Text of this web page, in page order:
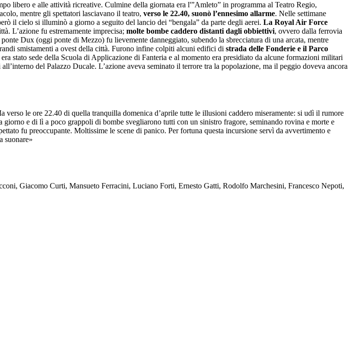
libero e alle attività ricreative. Culmine della giornata era l'”Amleto” in programma al Teatro Regio,
mentre gli spettatori lasciavano il teatro, verso le 22.40, suonò l’ennesimo allarme. Nelle settimane
il cielo si illuminò a giorno a seguito del lancio dei “bengala” da parte degli aerei. La Royal Air Force
L’azione fu estremamente imprecisa; molte bombe caddero distanti dagli obbiettivi, ovvero dalla ferrovia
Dux (oggi ponte di Mezzo) fu lievemente danneggiato, subendo la sbrecciatura di una arcata, mentre
smistamenti a ovest della città. Furono infine colpiti alcuni edifici di strada delle Fonderie e il Parco
stato sede della Scuola di Applicazione di Fanteria e al momento era presidiato da alcune formazioni militari
del Palazzo Ducale. L’azione aveva seminato il terrore tra la popolazione, ma il peggio doveva ancora
le ore 22.40 di quella tranquilla domenica d’aprile tutte le illusioni caddero miseramente: si udì il rumore
e di lì a poco grappoli di bombe svegliarono tutti con un sinistro fragore, seminando rovina e morte e
fu preoccupante. Moltissime le scene di panico. Per fortuna questa incursione servì da avvertimento e
suonare»
Giacomo Curti, Mansueto Ferracini, Luciano Forti, Ernesto Gatti, Rodolfo Marchesini, Francesco Nepoti,